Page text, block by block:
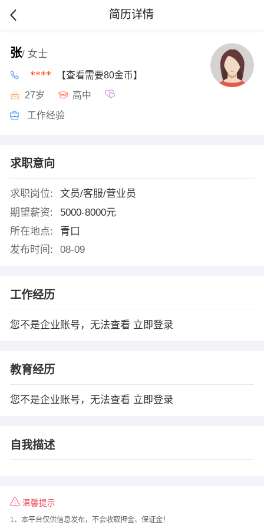
简历详情
张/ 女士
**** 【查看需要80金币】
27岁 高中
工作经验
求职意向
求职岗位:
文员/客服/营业员
期望薪资:
5000-8000元
所在地点:
青口
发布时间:
08-09
工作经历
您不是企业账号，无法查看 立即登录
教育经历
您不是企业账号，无法查看 立即登录
自我描述
温馨提示
1、本平台仅供信息发布，不会收取押金、保证金！